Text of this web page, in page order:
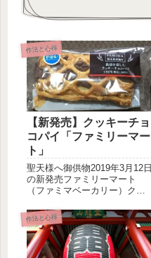
作法と心得
【新発売】クッキーチョ
コパイ「ファミリーマー
ト」
聖天様へ御供物2019年3月12日
の新発売ファミリーマート
（ファミマベーカリー）クッ
地...
作法と心得